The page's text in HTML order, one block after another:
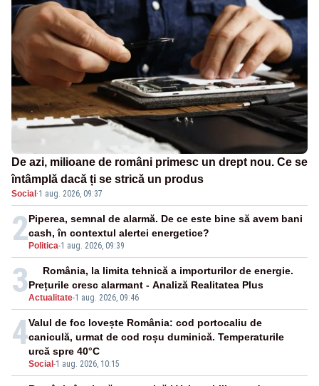
De azi, milioane de români primesc un drept nou. Ce se
întâmplă dacă ți se strică un produs
Social ·1 aug. 2026, 09:37
2 Politica-1 aug. 2026, 09:39
Piperea, semnal de alarmă. De ce este bine să avem bani
cash, în contextul alertei energetice?
3Actualitate-1 aug. 2026, 09:46
România, la limita tehnică a importurilor de energie.
Prețurile cresc alarmant - Analiză Realitatea Plus
4
Social -1 aug. 2026, 10:15
Valul de foc lovește România: cod portocaliu de
caniculă, urmat de cod roșu duminică. Temperaturile
urcă spre 40°C